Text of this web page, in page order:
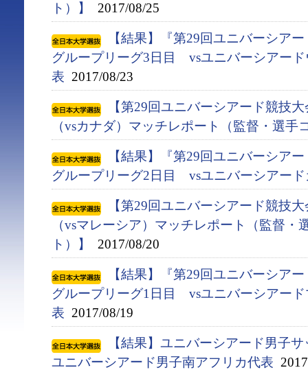
ト）】
2017/08/25
【結果】『第29回ユニバーシア
グループリーグ3日目 vsユニバーシアード
表 2017/08/23
【第29回ユニバーシアード競技
（vsカナダ）マッチレポート（監督・選手
【結果】『第29回ユニバーシア
グループリーグ2日目 vsユニバーシアード
【第29回ユニバーシアード競技
（vsマレーシア）マッチレポート（監督・
ト）】
2017/08/20
【結果】『第29回ユニバーシア
グループリーグ1日目 vsユニバーシアード
表 2017/08/19
【結果】ユニバーシアード男
ユニバーシアード男子南アフリカ代表